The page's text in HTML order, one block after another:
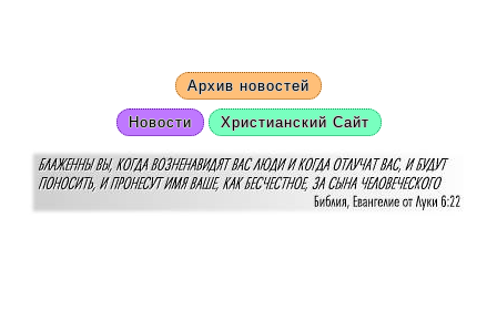
Архив новостей
Новости Христианский Сайт